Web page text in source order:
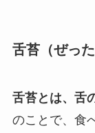
舌苔（ぜっ
舌苔とは、舌
のことで、食